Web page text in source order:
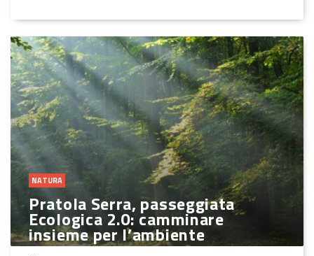
NATURA
Pratola Serra, passeggiata
Ecologica 2.0: camminare
insieme per l’ambiente